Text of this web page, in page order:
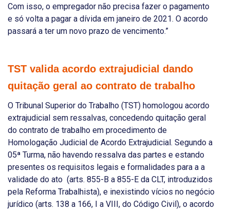
Com isso, o empregador não precisa fazer o pagamento
e só volta a pagar a dívida em janeiro de 2021. O acordo
passará a ter um novo prazo de vencimento.”
TST valida acordo extrajudicial dando
quitação geral ao contrato de trabalho
O Tribunal Superior do Trabalho (TST) homologou acordo
extrajudicial sem ressalvas, concedendo quitação geral
do contrato de trabalho em procedimento de
Homologação Judicial de Acordo Extrajudicial. Segundo a
05ª Turma, não havendo ressalva das partes e estando
presentes os requisitos legais e formalidades para a a
validade do ato (arts. 855-B a 855-E da CLT, introduzidos
pela Reforma Trabalhista), e inexistindo vícios no negócio
jurídico (arts. 138 a 166, I a VIII, do Código Civil), o acordo